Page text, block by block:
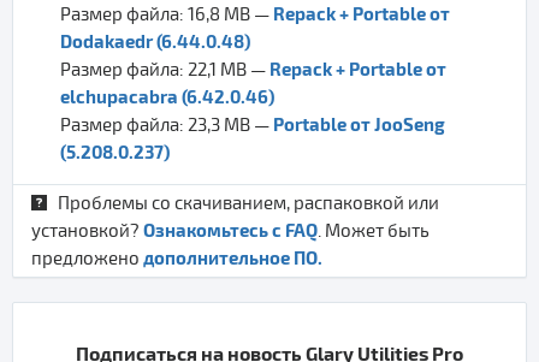
Размер файла: 16,8 MB — Repack + Portable от
Dodakaedr (6.44.0.48)
Размер файла: 22,1 MB — Repack + Portable от
elchupacabra (6.42.0.46)
Размер файла: 23,3 MB — Portable от JooSeng
(5.208.0.237)
Проблемы со скачиванием, распаковкой или
установкой? Ознакомьтесь с FAQ. Может быть
предложено дополнительное ПО.
Подписаться на новость Glary Utilities Pro